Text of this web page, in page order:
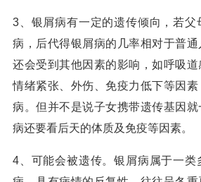
3、银屑病有一定的遗传倾向，若父
病，后代得银屑病的几率相对于普
还会受到其他因素的影响，如呼吸道
情绪紧张、外伤、免疫力低下等因
病。但并不是说子女携带遗传基因
病还要看后天的体质及免疫等因素。
4、可能会被遗传。银屑病属于一类